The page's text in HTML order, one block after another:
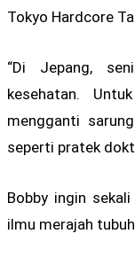
Tokyo Hardcore
“Di Jepang,
kesehatan.
mengganti
seperti pratek
Bobby ingin
ilmu merajah